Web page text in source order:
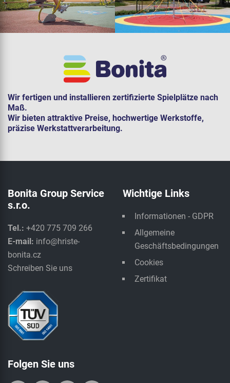
Wir fertigen und installieren zertifizierte Spielplätze nach
Maß.
Wir bieten attraktive Preise, hochwertige Werkstoffe,
präzise Werkstattverarbeitung.
Bonita Group Service
s.r.o.
Tel.: +420 775 709 266
E-mail: info@hriste-
bonita.cz
Schreiben Sie uns
Wichtige Links
Informationen - GDPR
Allgemeine
Geschäftsbedingungen
Cookies
Zertifikat
Folgen Sie uns